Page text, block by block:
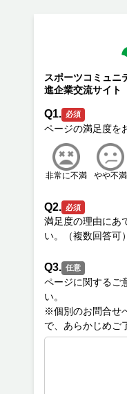
スポーツコミュニ
進企業交流サイト
Q1. 必須
非常に不満 やや不満
Q2. 必須
満足度の理由にあ
Q3. 任意
ページに関するご
い。
※個別のお問合せ